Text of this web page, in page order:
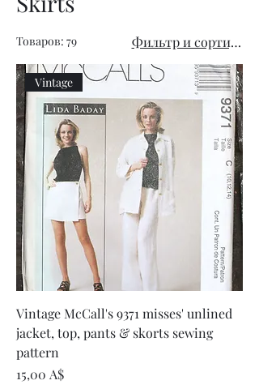
Товаров: 79 Фильтр и сортировка
Vintage
Vintage McCall's 9371 misses' unlined
jacket, top, pants & skorts sewing
pattern
Цена
15,00 A$